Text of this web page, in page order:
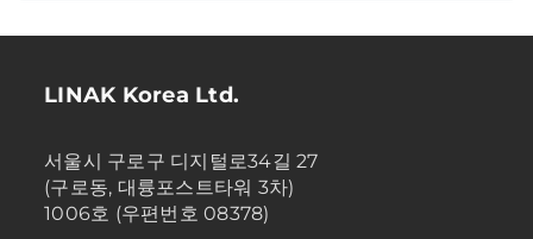
LINAK Korea Ltd.
서울시 구로구 디지털로34길 27
(구로동, 대륭포스트타워 3차)
1006호 (우편번호 08378)